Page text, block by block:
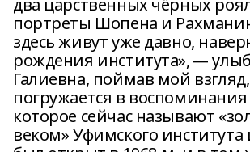
два царственных чёрных
портреты Шопена и
здесь живут уже давно,
рождения института», —
Галиевна, поймав мой
погружается в
которое сейчас называют
веком» Уфимского института